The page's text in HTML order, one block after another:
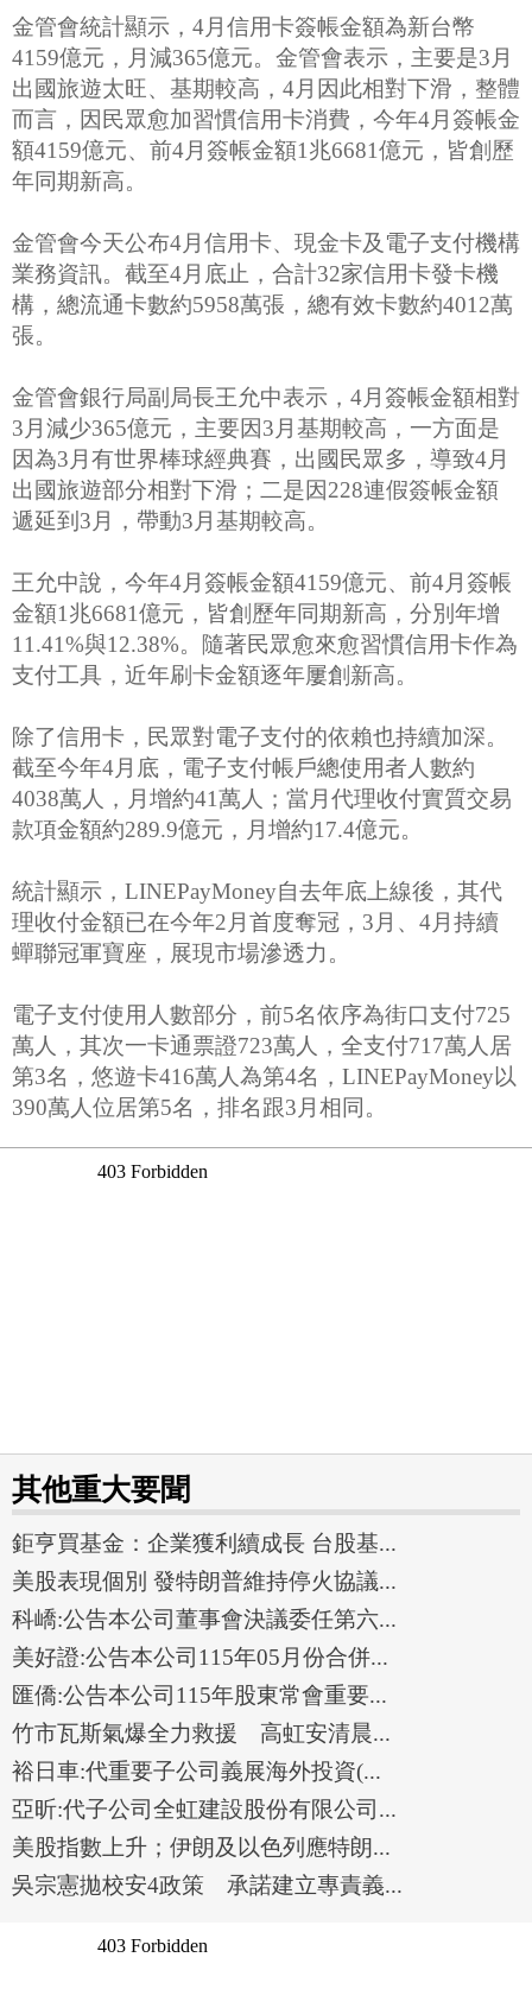
金管會統計顯示，4月信用卡簽帳金額為新台幣
4159億元，月減365億元。金管會表示，主要是3月
出國旅遊太旺、基期較高，4月因此相對下滑，整體
而言，因民眾愈加習慣信用卡消費，今年4月簽帳金
額4159億元、前4月簽帳金額1兆6681億元，皆創歷
年同期新高。
金管會今天公布4月信用卡、現金卡及電子支付機構
業務資訊。截至4月底止，合計32家信用卡發卡機
構，總流通卡數約5958萬張，總有效卡數約4012萬
張。
金管會銀行局副局長王允中表示，4月簽帳金額相對
3月減少365億元，主要因3月基期較高，一方面是
因為3月有世界棒球經典賽，出國民眾多，導致4月
出國旅遊部分相對下滑；二是因228連假簽帳金額
遞延到3月，帶動3月基期較高。
王允中說，今年4月簽帳金額4159億元、前4月簽帳
金額1兆6681億元，皆創歷年同期新高，分別年增
11.41%與12.38%。隨著民眾愈來愈習慣信用卡作為
支付工具，近年刷卡金額逐年屢創新高。
除了信用卡，民眾對電子支付的依賴也持續加深。
截至今年4月底，電子支付帳戶總使用者人數約
4038萬人，月增約41萬人；當月代理收付實質交易
款項金額約289.9億元，月增約17.4億元。
統計顯示，LINEPayMoney自去年底上線後，其代
理收付金額已在今年2月首度奪冠，3月、4月持續
蟬聯冠軍寶座，展現市場滲透力。
電子支付使用人數部分，前5名依序為街口支付725
萬人，其次一卡通票證723萬人，全支付717萬人居
第3名，悠遊卡416萬人為第4名，LINEPayMoney以
390萬人位居第5名，排名跟3月相同。
其他重大要聞
鉅亨買基金：企業獲利續成長 台股基...
美股表現個別 發特朗普維持停火協議...
科嶠:公告本公司董事會決議委任第六...
美好證:公告本公司115年05月份合併...
匯僑:公告本公司115年股東常會重要...
竹市瓦斯氣爆全力救援 高虹安清晨...
裕日車:代重要子公司義展海外投資(...
亞昕:代子公司全虹建設股份有限公司...
美股指數上升；伊朗及以色列應特朗...
吳宗憲拋校安4政策 承諾建立專責義...